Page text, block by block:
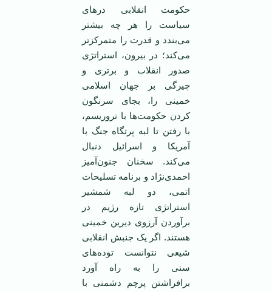
حکومت انقلابی در‌های
سياست را هر چه بيشتر
می‌بندد و قدرت را متمرکزتر
می‌کند؛ در بيرون، استراتژی
صدور انقلاب و برتری و
چيرگی بر جهان اسلامی
‌خمينی را، بجای سرنگون
کردن حکومت‌ها با تروريسم،
با رفتن تا لبه پرتگاه جنگ با
آمريکا و اسرائيل دنبال
می‌کند. سخنان جنون‌آميز
احمدی‌نژاد و برنامه تسليحات
اتمی، دو لبه شمشير
استراتژی تازه رژيم در
برآوردن آرزوی ديرين خمينی
هستند. اگر يک جنبش انقلابی
شيعی نتوانست توده‌های
سنی را به راه آورد
برافراشتن پرچم دشمنی با